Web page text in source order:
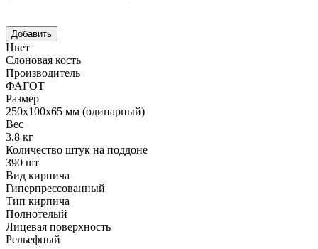
Цвет
Слоновая кость
Производитель
ФАГОТ
Размер
250х100х65 мм (одинарный)
Вес
3.8 кг
Количество штук на поддоне
390 шт
Вид кирпича
Гиперпрессованный
Тип кирпича
Полнотелый
Лицевая поверхность
Рельефный